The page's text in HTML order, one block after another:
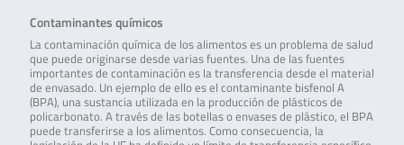
Contaminantes químicos
La contaminación química de los alimentos es un problema de salud
que puede originarse desde varias fuentes. Una de las fuentes
importantes de contaminación es la transferencia desde el material
de envasado. Un ejemplo de ello es el contaminante bisfenol A
(BPA), una sustancia utilizada en la producción de plásticos de
policarbonato. A través de las botellas o envases de plástico, el BPA
puede transferirse a los alimentos. Como consecuencia, la